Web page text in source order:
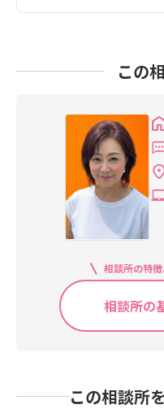
この
相談所の特
相談所の
この相談所